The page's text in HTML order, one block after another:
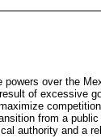
over the
of excessive
from a
authority and a